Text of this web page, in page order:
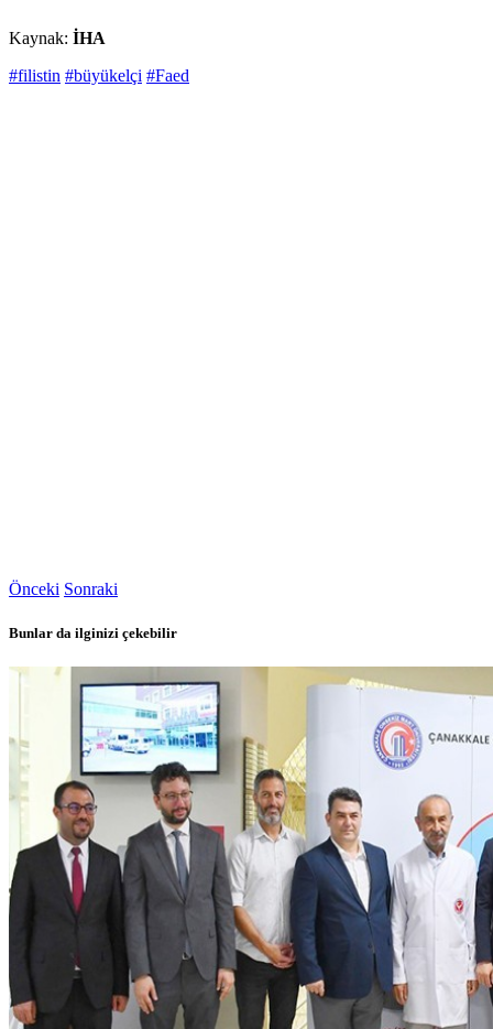
Kaynak: İHA
#filistin #büyükelçi #Faed
Önceki Sonraki
Bunlar da ilginizi çekebilir